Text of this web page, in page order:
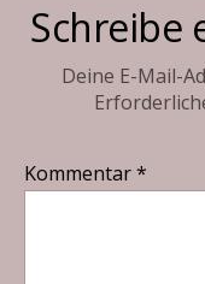
Schreibe
Deine E-Mail-
Kommentar*